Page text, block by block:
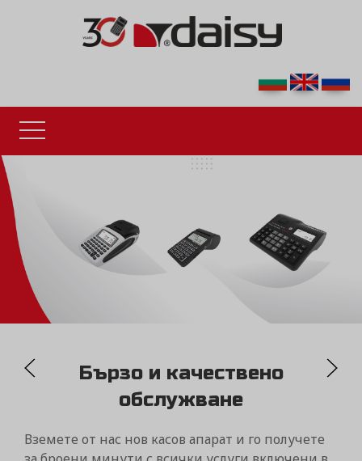
MYDAISY
Контролирайте бизнеса си само от един портал
чрез дистанционна връзка с вашите фискални
устройства Дейзи от всяка точка на света!